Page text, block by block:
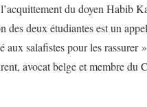
du doyen Habib
des deux étudiantes est un
aux salafistes pour les rassurer
avocat belge et membre du